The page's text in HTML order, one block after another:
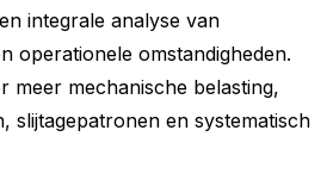
integrale analyse van
operationele omstandigheden.
meer mechanische belasting,
slijtagepatronen en systematisch